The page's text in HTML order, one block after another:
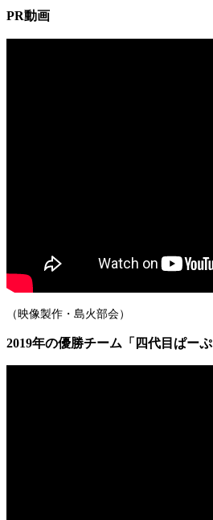
PR動画
（映像製作・島火部会）
2019年の優勝チーム「四代目ぱー